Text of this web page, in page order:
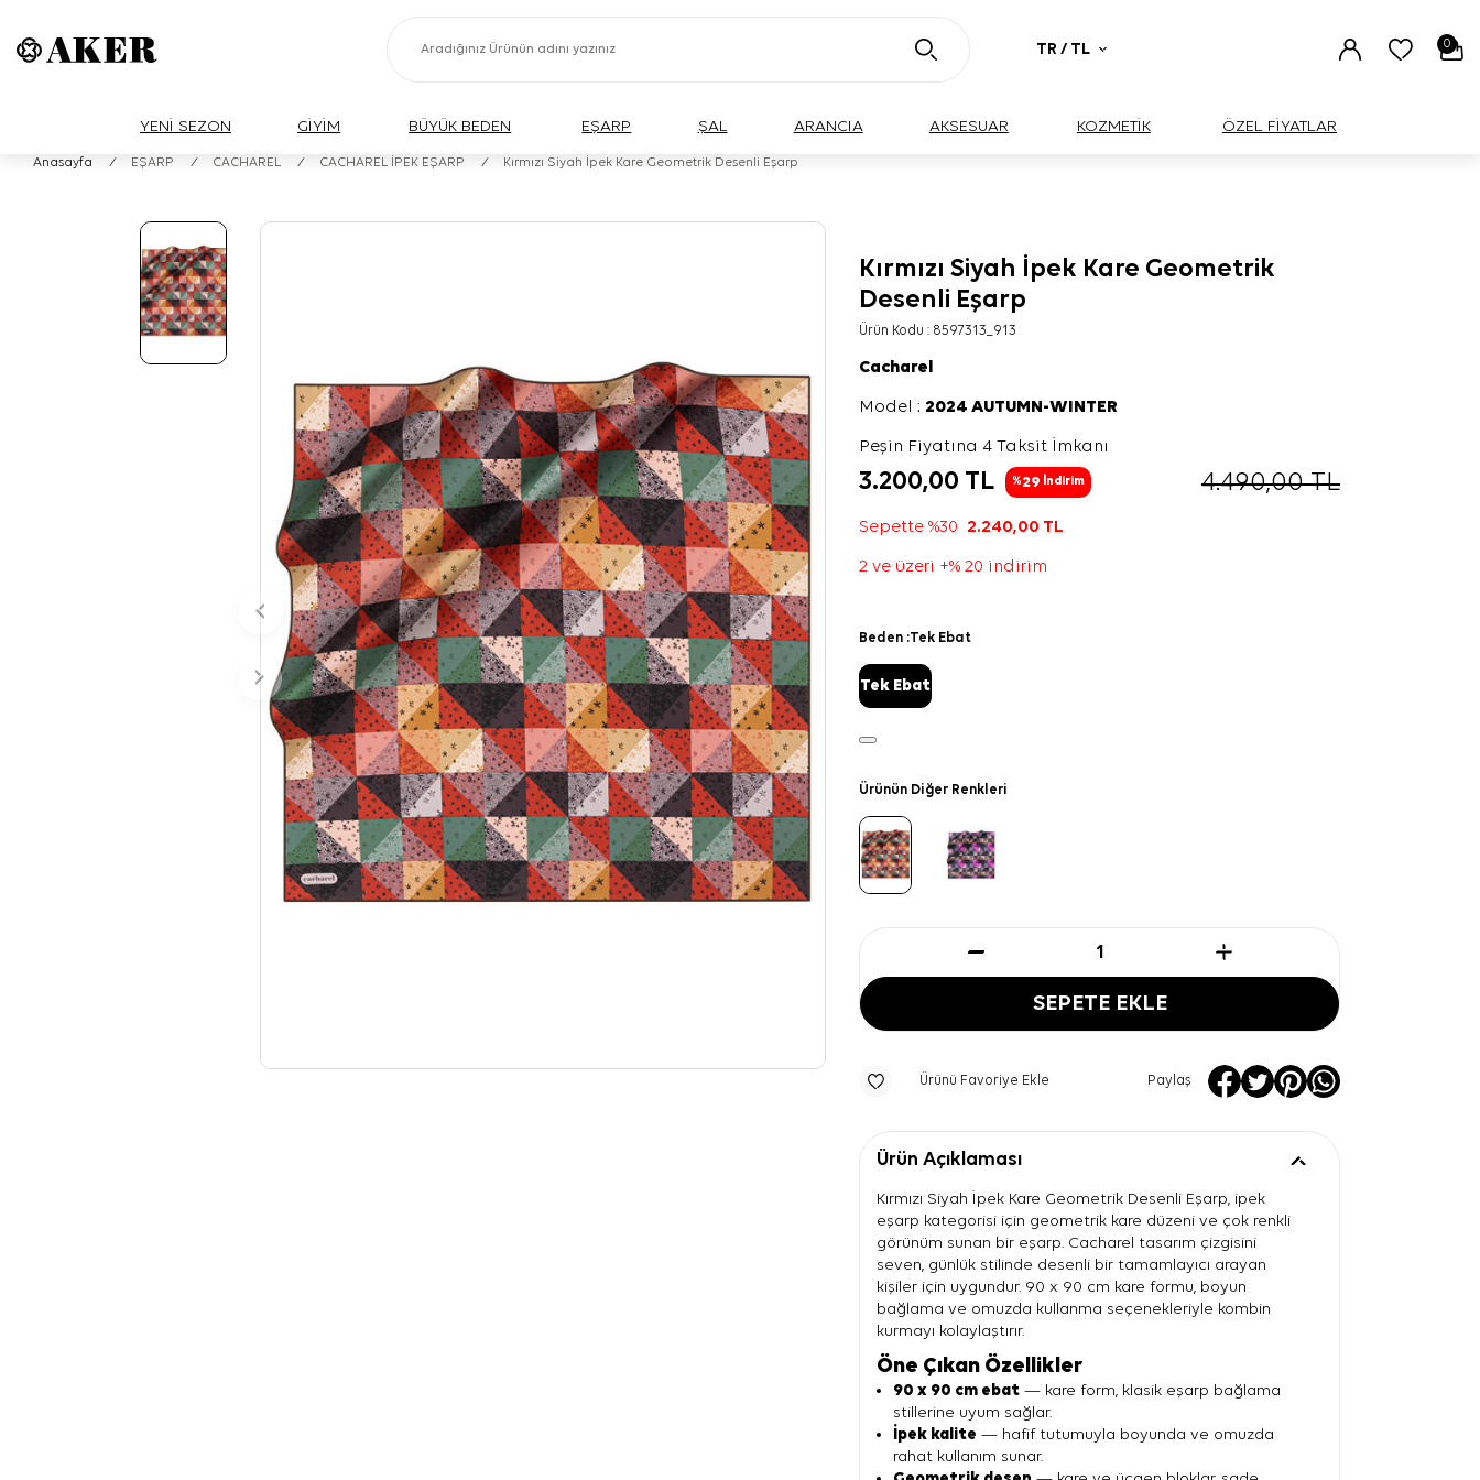
TR / TL 0
YENİ SEZON GİYİM BÜYÜK BEDEN EŞARP ŞAL ARANCIA AKSESUAR KOZMETİK ÖZEL FİYATLAR
Anasayfa / EŞARP / CACHAREL / CACHAREL İPEK EŞARP / Kırmızı Siyah İpek Kare Geometrik Desenli Eşarp
Kırmızı Siyah İpek Kare Geometrik
Desenli Eşarp
Ürün Kodu : 8597313_913
Cacharel
Model :2024 AUTUMN-WINTER
Peşin Fiyatına 4 Taksit İmkanı
3.200,00 TL %29 İndirim 4.490,00TL
Sepette %30 2.240,00 TL
2 ve üzeri +% 20 indirim
Beden :Tek Ebat
Tek Ebat
Ürünün Diğer Renkleri
SEPETE EKLE
Ürünü Favoriye Ekle Paylaş
Ürün Açıklaması
Kırmızı Siyah İpek Kare Geometrik Desenli Eşarp, ipek
eşarp kategorisi için geometrik kare düzeni ve çok renkli
görünüm sunan bir eşarp. Cacharel tasarım çizgisini
seven, günlük stilinde desenli bir tamamlayıcı arayan
kişiler için uygundur. 90 x 90 cm kare formu, boyun
bağlama ve omuzda kullanma seçenekleriyle kombin
kurmayı kolaylaştırır.
Öne Çıkan Özellikler
90 x 90 cm ebat — kare form, klasik eşarp bağlama
stillerine uyum sağlar.
İpek kalite — hafif tutumuyla boyunda ve omuzda
rahat kullanım sunar.